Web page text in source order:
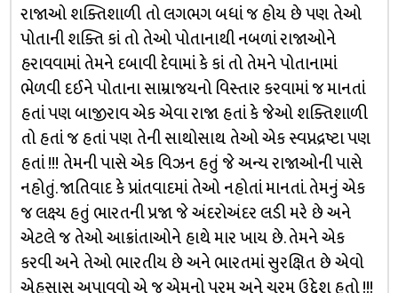
રાજાઓ શક્તિશાળી તો લગભગ બધાં જ હોય છે પણ તેઓ
પોતાની શક્તિ કાં તો તેઓ પોતાનાથી નબળાં રાજાઓને
હરાવવામાં તેમને દબાવી દેવામાં કે કાં તો તેમને પોતાનામાં
ભેળવી દઈને પોતાના સામ્રાજયનો વિસ્તાર કરવામાં જ માનતાં
હતાં પણ બાજીરાવ એક એવા રાજા હતાં કે જેઓ શક્તિશાળી
તો હતાં જ હતાં પણ તેની સાથોસાથ તેઓ એક સ્વપ્નદ્રષ્ટા પણ
હતાં !!! તેમની પાસે એક વિઝન હતું જે અન્ય રાજાઓની પાસે
નહોતું. જાતિવાદ કે પ્રાંતવાદમાં તેઓ નહોતાં માનતાં. તેમનું એક
જ લક્ષ્ય હતું ભારતની પ્રજા જે અંદરોઅંદર લડી મરે છે અને
એટલે જ તેઓ આક્રાંતાઓને હાથે માર ખાય છે. તેમને એક
કરવી અને તેઓ ભારતીય છે અને ભારતમાં સુરક્ષિત છે એવો